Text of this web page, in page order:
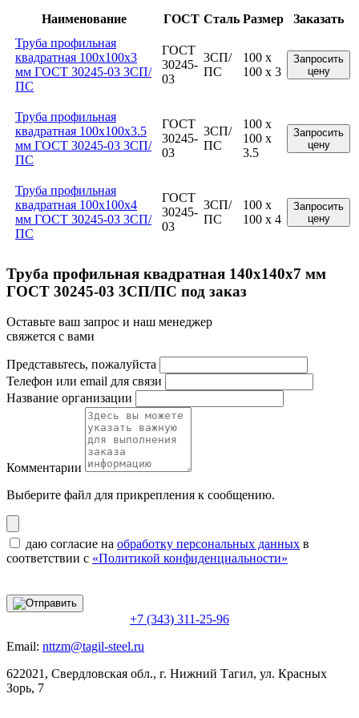
Наименование ГОСТ Сталь Размер
Заказать
Труба профильная
квадратная 100x100x3
мм ГОСТ 30245-03 3СП/
ПС
ГОСТ
30245-
03
3СП/
ПС
100 x
100 x 3
Запросить
цену
Труба профильная
квадратная 100x100x3.5
мм ГОСТ 30245-03 3СП/
ПС
ГОСТ
30245-
03
3СП/
ПС
100 x
100 x
3.5
Запросить
цену
Труба профильная
квадратная 100x100x4
мм ГОСТ 30245-03 3СП/
ПС
ГОСТ
30245-
03
3СП/
ПС
100 x
100 x 4
Запросить
цену
Труба профильная квадратная 140x140x7 мм
ГОСТ 30245-03 3СП/ПС под заказ
Оставьте ваш запрос и наш менеджер
свяжется с вами
Представьтесь, пожалуйста
Телефон или email для связи
Название организации
Комментарии
Выберите файл для прикрепления к сообщению.
даю согласие на обработку персональных данных в
соответствии с «Политикой конфиденциальности»
+7 (343) 311-25-96
Email: nttzm@tagil-steel.ru
622021, Свердловская обл., г. Нижний Тагил, ул. Красных
Зорь, 7